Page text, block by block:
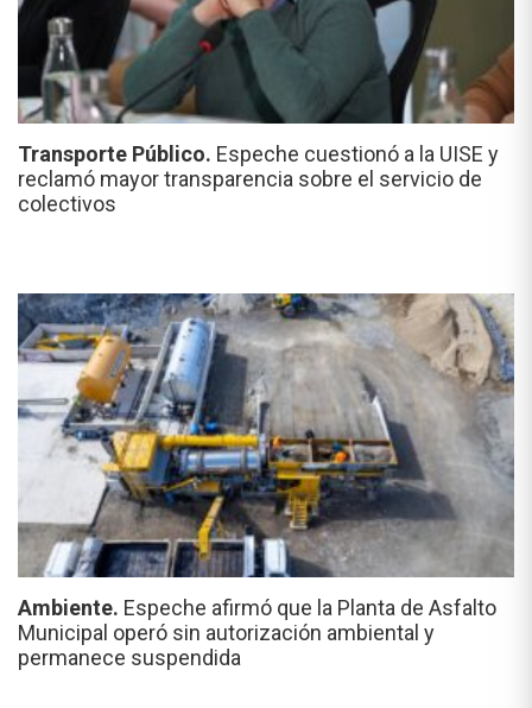
Transporte Público. Espeche cuestionó a la UISE y
reclamó mayor transparencia sobre el servicio de
colectivos
Ambiente. Espeche afirmó que la Planta de Asfalto
Municipal operó sin autorización ambiental y
permanece suspendida